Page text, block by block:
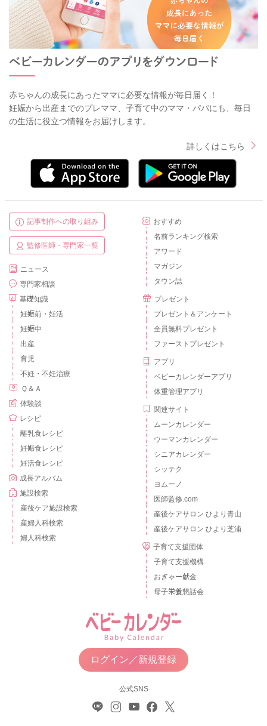
赤ちゃんの成長にあったママに必要な情報が毎日届く！
妊娠から出産までのプレママ、子育て中のママ・パパにも、毎日
の生活に役立つ情報をお届けします。
詳しくはこちら
記事制作への取り組み
監修医師・専門家一覧
ニュース
専門家相談
基礎知識
妊娠前・妊活
妊娠中
出産
育児
不妊・不妊治療
Ｑ＆Ａ
体験談
レシピ
離乳食レシピ
妊娠食レシピ
妊活食レシピ
成長アルバム
施設検索
産後ケア施設検索
産婦人科検索
婦人科検索
おすすめ
名前ランキング検索
アワード
マガジン
タウン誌
プレゼント
プレゼント＆アンケート
全員無料プレゼント
ファーストプレゼント
アプリ
ベビーカレンダーアプリ
体重管理アプリ
関連サイト
ムーンカレンダー
ウーマンカレンダー
シニアカレンダー
シッテク
ヨムーノ
医師監修.com
産後ケアサロン ひより青山
産後ケアサロン ひより芝浦
子育て支援団体
子育て支援機構
おぎゃー献金
母子栄養懇話会
ログイン／新規登録
公式SNS